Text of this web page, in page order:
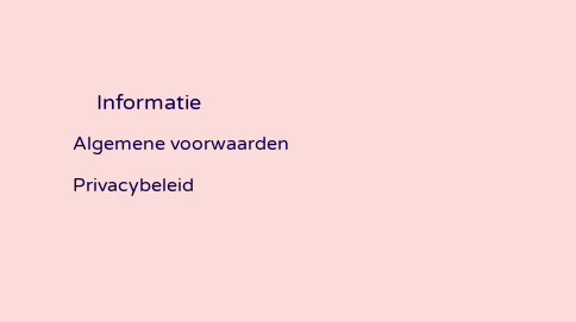
Informatie
Algemene voorwaarden
Privacybeleid